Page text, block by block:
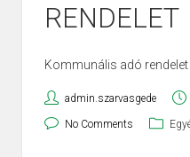
RENDELET
Kommunális adó rendelet
admin.szarvasgede
No Comments